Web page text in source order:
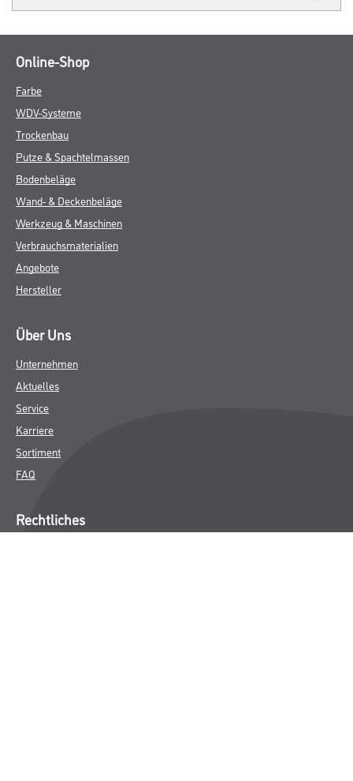
Online-Shop
Farbe
WDV-Systeme
Trockenbau
Putze & Spachtelmassen
Bodenbeläge
Wand- & Deckenbeläge
Werkzeug & Maschinen
Verbrauchsmaterialien
Angebote
Hersteller
Über Uns
Unternehmen
Aktuelles
Service
Karriere
Sortiment
FAQ
Rechtliches